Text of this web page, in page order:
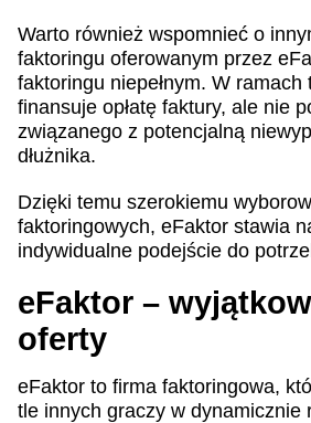
Warto również wspomnieć o
faktoringu oferowanym przez
faktoringu niepełnym. W ramach
finansuje opłatę faktury, ale nie
związanego z potencjalną
dłużnika.
Dzięki temu szerokiemu
faktoringowych, eFaktor stawia
indywidualne podejście do
eFaktor –
oferty
eFaktor to firma faktoringowa,
tle innych graczy w dynamicznie